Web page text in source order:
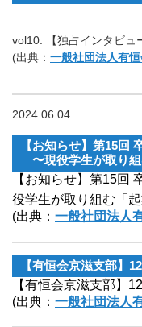
vol10. 【独占インタビュ
(出典： 一般社団法人有
2024.06.04
【お知らせ】第15回
〜現役学⽣が取り
【お知らせ】第15回
役学⽣が取り組む「
(出典： 一般社団法人
【有恒会京滋支部】
【有恒会京滋支部】
(出典： 一般社団法人